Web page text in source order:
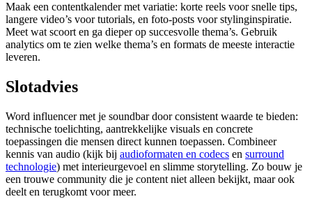
Maak een contentkalender met variatie: korte reels voor snelle tips,
langere video’s voor tutorials, en foto‑posts voor stylinginspiratie.
Meet wat scoort en ga dieper op succesvolle thema’s. Gebruik
analytics om te zien welke thema’s en formats de meeste interactie
leveren.
Slotadvies
Word influencer met je soundbar door consistent waarde te bieden:
technische toelichting, aantrekkelijke visuals en concrete
toepassingen die mensen direct kunnen toepassen. Combineer
kennis van audio (kijk bij audioformaten en codecs en surround
technologie) met interieurgevoel en slimme storytelling. Zo bouw je
een trouwe community die je content niet alleen bekijkt, maar ook
deelt en terugkomt voor meer.